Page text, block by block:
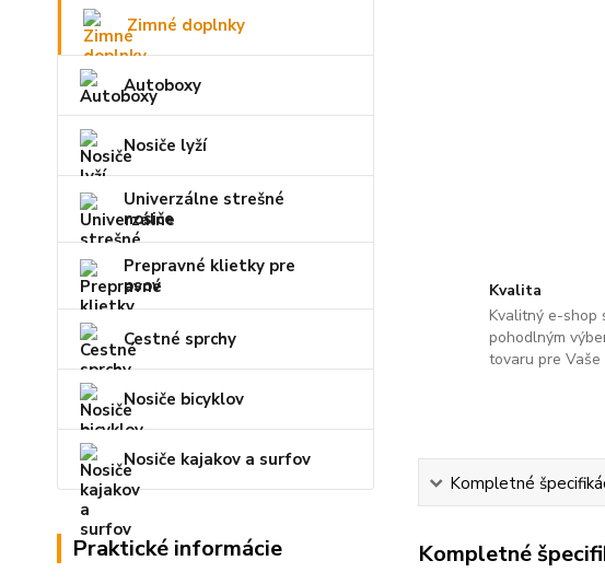
Zimné doplnky
Autoboxy
Nosiče lyží
Univerzálne strešné
nosiče
Prepravné klietky pre
psov
Cestné sprchy
Nosiče bicyklov
Nosiče kajakov a surfov
Praktické informácie
Kvalita
Kvalitný e-shop
pohodlným
tovaru pre Vaše
Kompletné
Kompletné